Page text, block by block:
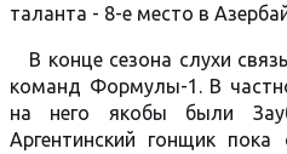
таланта - 8-е место в
В конце сезона слухи
команд Формулы-1. В
на него якобы были
Аргентинский гонщик пока